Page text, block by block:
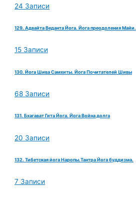
24 Записи
129. Адвайта Веданта Йога. Йога преодоления Майи.
15 Записи
130. Йога Шива Самхиты. Йога Почитателей Шивы
68 Записи
131. Бхагават Гита Йога. Йога Война долга
20 Записи
132. Тибетская йога Наропы.Тантра Йога буддизма.
7 Записи